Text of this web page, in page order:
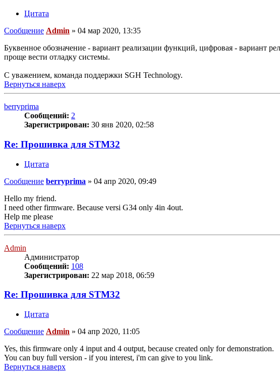
Цитата
Сообщение Admin » 04 мар 2020, 13:35
Буквенное обозначение - вариант реализации функций, цифровая - вариант
проще вести отладку системы.
С уважением, команда поддержки SGH Technology.
Вернуться наверх
berryprima
Сообщений: 2
Зарегистрирован: 30 янв 2020, 02:58
Re: Прошивка для STM32
Цитата
Сообщение berryprima » 04 апр 2020, 09:49
Hello my friend.
I need other firmware. Because versi G34 only 4in 4out.
Help me please
Вернуться наверх
Admin
Администратор
Сообщений: 108
Зарегистрирован: 22 мар 2018, 06:59
Re: Прошивка для STM32
Цитата
Сообщение Admin » 04 апр 2020, 11:05
Yes, this firmware only 4 input and 4 output, because created only for demonstration.
You can buy full version - if you interest, i'm can give to you link.
Вернуться наверх